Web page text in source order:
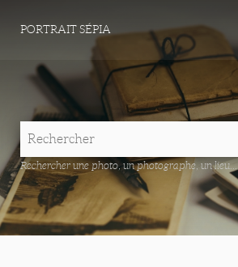
PORTRAIT SÉPIA
Rechercher une photo, un photographe, un lieu...